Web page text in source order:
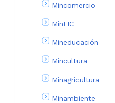
Mincomercio
MinTIC
Mineducación
Mincultura
Minagricultura
Minambiente